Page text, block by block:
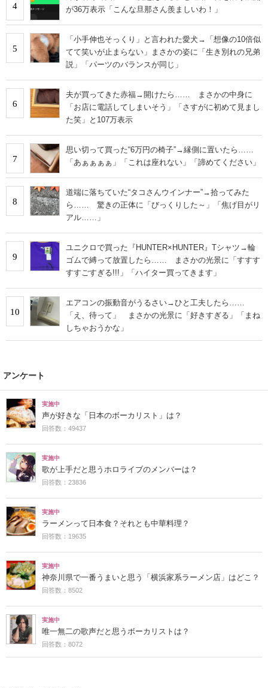
4
が36万表示「こんな旦那さん羨ましいわ！」
5
「小手伸也そっくり」と言われた愛犬→「想像の10倍似
てて笑いが止まらない」まさかの姿に「生き別れの兄弟
説」「パーツのバランスが同じ」
6
夫が買ってきた赤福→開けたら…… まさかの中身に
「お店に電話してしまいそう」「さすがに初めて見まし
た笑」と107万表示
7
思い切って買った“6万円の椅子”→縁側に置いたら……
「あぁぁぁぁ」「これは座れない」「諦めてください」
8
道端に落ちていた“タコさんウインナー”→拾ってみた
ら…… 驚きの正体に「びっくりした～」「焦げ目がリ
アル……」
9
ユニクロで買った『HUNTER×HUNTER』Tシャツ→輪
ゴムで縛って放置したら…… まさかの光景に「すすす
すすごすぎる!!!」「ハイター買ってきます」
10
エアコンの振動音がうるさい→ひと工夫したら……
「え、待って」 まさかの光景に「好きすぎる」「まね
しちゃおうかな」
アンケート
実施中
声が好きな「日本のボーカリスト」は？
回答数：49437
実施中
歌が上手だと思うホロライブのメンバーは？
回答数：23836
実施中
ラーメンって日本食？それとも中華料理？
回答数：19635
実施中
神奈川県で一番うまいと思う「横浜家系ラーメン店」はどこ？
回答数：8502
実施中
唯一無二の歌声だと思うボーカリストは？
回答数：8072